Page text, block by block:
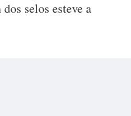
selos esteve a